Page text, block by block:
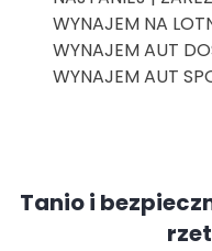
WYNAJEM NA
WYNAJEM AUT
WYNAJEM AUT
Tanio i